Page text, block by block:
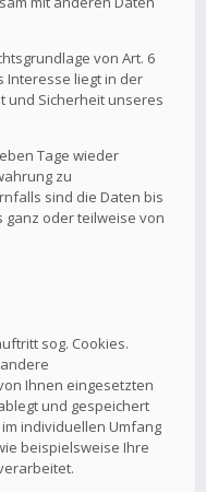
von Art. 6
Interesse liegt in der
und Sicherheit unseres
Tage wieder
zu
sind die Daten bis
ganz oder teilweise von
sog. Cookies.
Ihnen eingesetzten
und gespeichert
individuellen Umfang
beispielsweise Ihre